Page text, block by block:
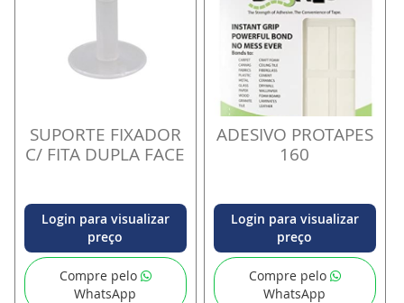
SUPORTE FIXADOR
C/ FITA DUPLA FACE
Login para visualizar
preço
Compre pelo
WhatsApp
ADESIVO PROTAPES
160
Login para visualizar
preço
Compre pelo
WhatsApp